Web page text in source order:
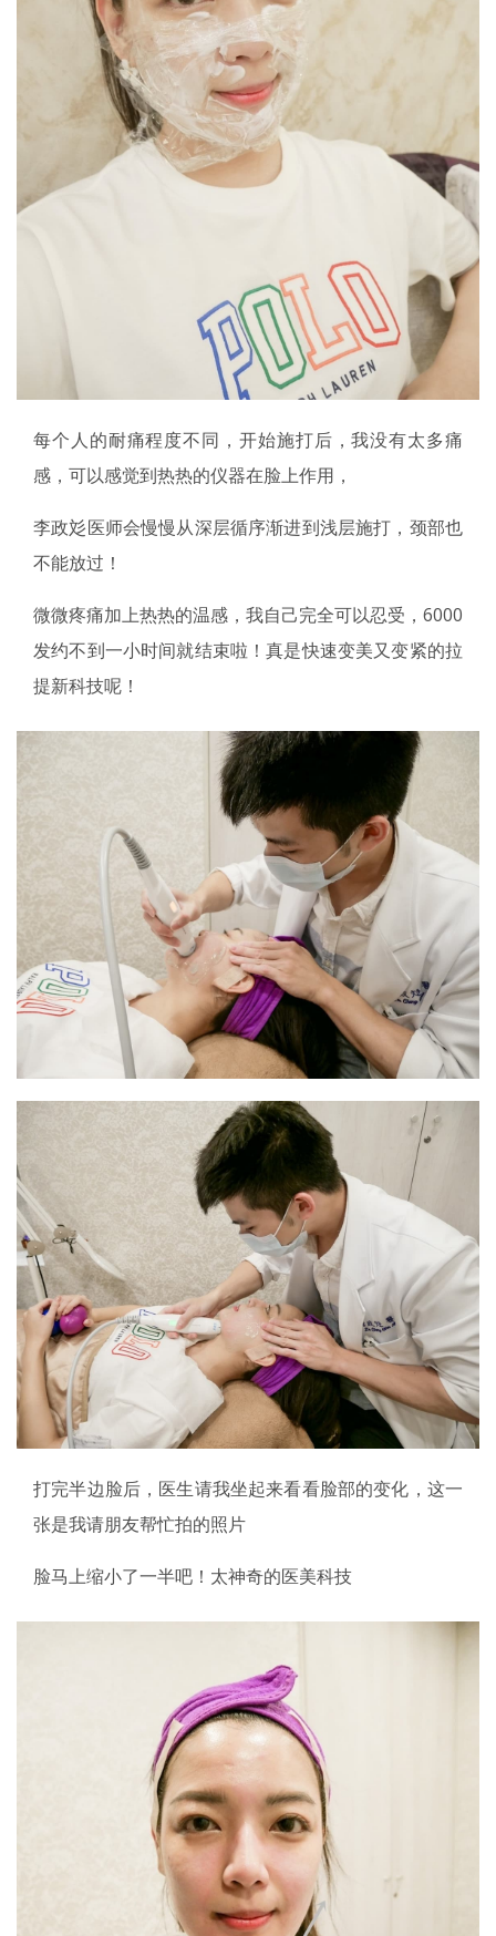
每个人的耐痛程度不同，开始施打后，我没有太多痛
感，可以感觉到热热的仪器在脸上作用，
李政彣医师会慢慢从深层循序渐进到浅层施打，颈部也
不能放过！
微微疼痛加上热热的温感，我自己完全可以忍受，6000
发约不到一小时间就结束啦！真是快速变美又变紧的拉
提新科技呢！
打完半边脸后，医生请我坐起来看看脸部的变化，这一
张是我请朋友帮忙拍的照片
脸马上缩小了一半吧！太神奇的医美科技